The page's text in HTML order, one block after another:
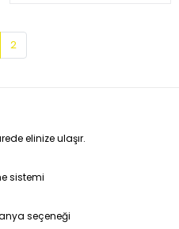
2
elinize ulaşır.
sistemi
seçeneği